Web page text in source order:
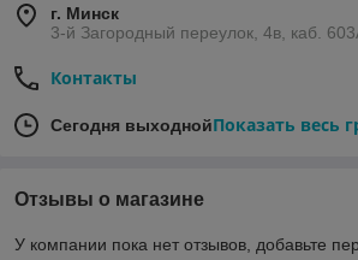
г. Минск
3-й Загородный переулок, 4в, каб.
Контакты
Сегодня выходнойПоказать весь
Отзывы о магазине
У компании пока нет отзывов, добавьте